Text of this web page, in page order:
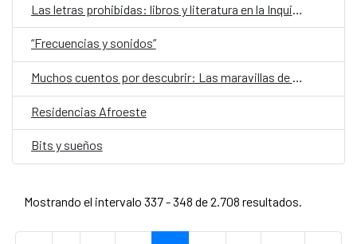
Las letras prohibidas: libros y literatura en la Inquisición centroamericana de los siglos XVII y XVIII
“Frecuencias y sonidos”
Muchos cuentos por descubrir: Las maravillas de nuestros pueblos nativos
Residencias Afroeste
Bits y sueños
Mostrando el intervalo 337 - 348 de 2.708 resultados.